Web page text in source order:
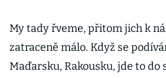
My tady řveme, přitom jich k
zatraceně málo. Když se
Maďarsku, Rakousku, jde to do